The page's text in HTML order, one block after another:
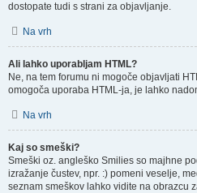
dostopate tudi s strani za objavljanje.
Na vrh
Ali lahko uporabljam HTML?
Ne, na tem forumu ni mogoče objavljati
omogoča uporaba HTML-ja, je lahko
Na vrh
Kaj so smeški?
Smeški oz. angleško Smilies so majhne
izražanje čustev, npr. :) pomeni veselje,
seznam smeškov lahko vidite na obrazcu